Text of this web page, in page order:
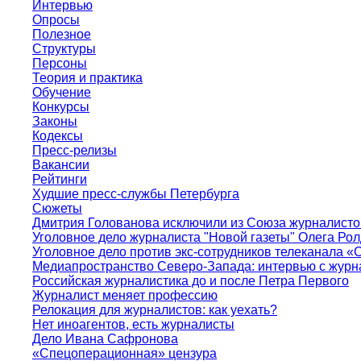
Интервью
Опросы
Полезное
Структуры
Персоны
Теория и практика
Обучение
Конкурсы
Законы
Кодексы
Пресс-релизы
Вакансии
Рейтинги
Худшие пресс-службы Петербурга
Сюжеты
Дмитрия Голованова исключили из Союза
Уголовное дело журналиста "Новой газеты" Олега
Уголовное дело против экс-сотрудников телеканала
Медиапространство Северо-Запада: интервью с
Российская журналистика до и после Петра Первого
Журналист меняет профессию
Релокация для журналистов: как уехать?
Нет иноагентов, есть журналисты
Дело Ивана Сафронова
«Спецоперационная» цензура